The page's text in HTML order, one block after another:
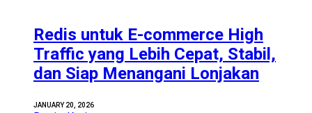
Redis untuk E-commerce High
Traffic yang Lebih Cepat, Stabil,
dan Siap Menangani Lonjakan
JANUARY 20, 2026